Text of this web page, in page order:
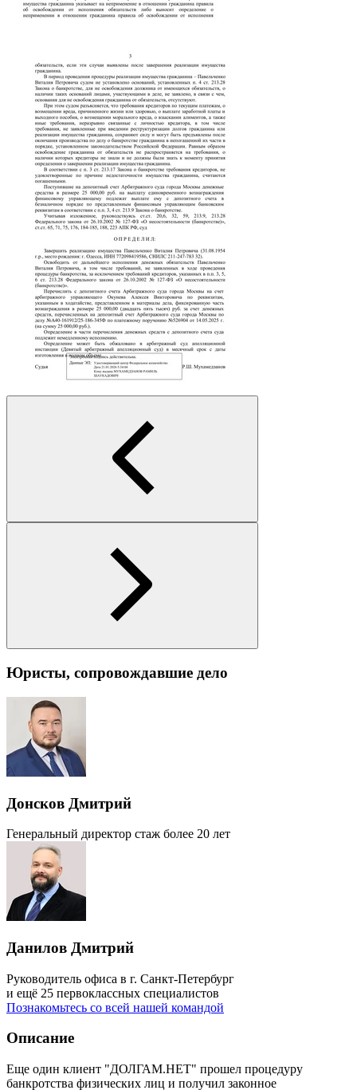
Юристы, сопровождавшие дело
Донсков Дмитрий
Генеральный директор стаж более 20 лет
Данилов Дмитрий
Руководитель офиса в г. Санкт-Петербург
и ещё 25 первоклассных специалистов
Познакомьтесь со всей нашей командой
Описание
Еще один клиент "ДОЛГАМ.НЕТ" прошел процедуру
банкротства физических лиц и получил законное